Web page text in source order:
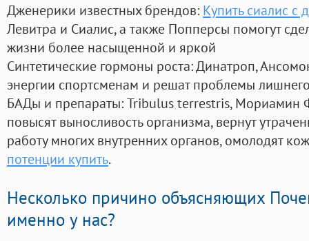
Дженерики известных брендов: Купить сиалис с
Левитра и Сиалис, а также Попперсы помогут
жизни более насыщенной и яркой
Синтетические гормоны роста: Динатроп,
энергии спортсменам и решат проблемы
БАДы и препараты:Tribulus terrestris, Мориамин
повысят выносливость организма, вернут
работу многих внутренних органов, омолодят
потенции купить.
Несколько причино объясняющих
именно у нас?